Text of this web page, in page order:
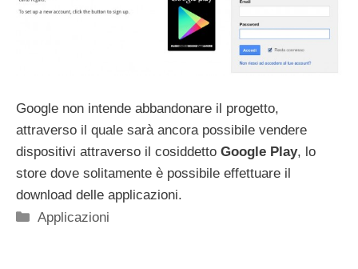
Google non intende abbandonare il progetto,
attraverso il quale sarà ancora possibile vendere
dispositivi attraverso il cosiddetto Google Play, lo
store dove solitamente è possibile effettuare il
download delle applicazioni.
Categorie
Applicazioni